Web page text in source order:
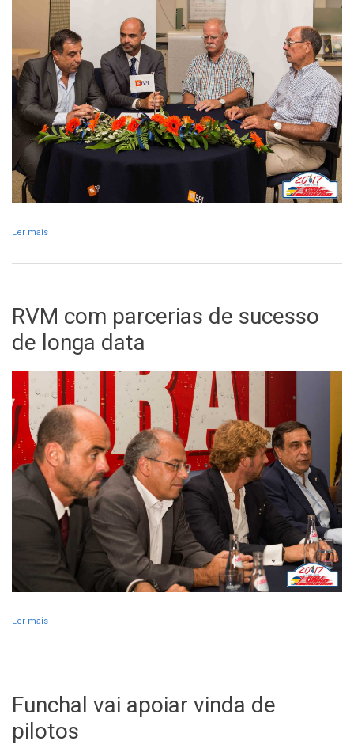
Ler mais
RVM com parcerias de sucesso
de longa data
Ler mais
Funchal vai apoiar vinda de
pilotos